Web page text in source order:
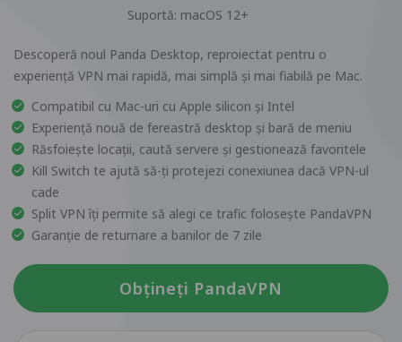
Suportă: macOS 12+
Descoperă noul Panda Desktop, reproiectat pentru o
experiență VPN mai rapidă, mai simplă și mai fiabilă pe Mac.
Compatibil cu Mac-uri cu Apple silicon și Intel
Experiență nouă de fereastră desktop și bară de meniu
Răsfoiește locații, caută servere și gestionează favoritele
Kill Switch te ajută să-ți protejezi conexiunea dacă VPN-ul
cade
Split VPN îți permite să alegi ce trafic folosește PandaVPN
Garanție de returnare a banilor de 7 zile
Obțineți PandaVPN